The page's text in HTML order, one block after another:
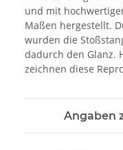
und mit
Maßen hergestellt.
wurden die
dadurch den Glanz.
zeichnen diese
Angaben